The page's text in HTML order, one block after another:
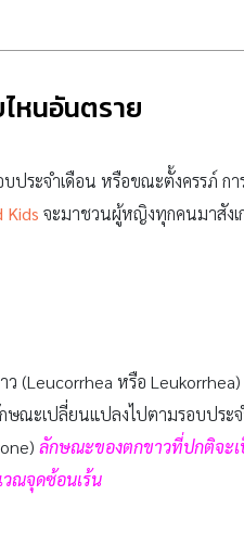
หนอันตราย
ระจำเดือน หรือขณะตั้งครรภ์ ก
Kids จะมาชวนผู้หญิงทุกคนมาสัง
หรือ Leukorrhea)
ณะเปลี่ยนแปลงไปตามรอบประ
ลักษณะของตกขาวที่ปกติจะเ
ณจุดซ้อนเร้น